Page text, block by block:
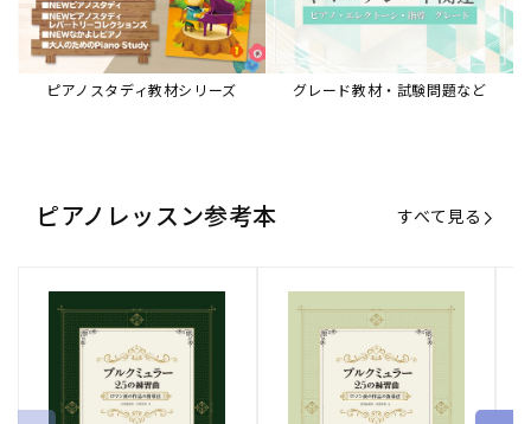
ピアノスタディ教材シリーズ グレード教材・試験問題など
ピアノレッスン参考本 すべて見る